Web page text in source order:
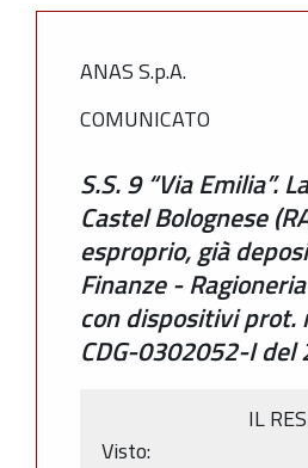
ANAS S.p.A.
COMUNICATO
S.S. 9 “Via Emilia”.
Castel Bolognese
esproprio, già
Finanze -
con dispositivi
CDG-0302052-I del
IL
Visto: